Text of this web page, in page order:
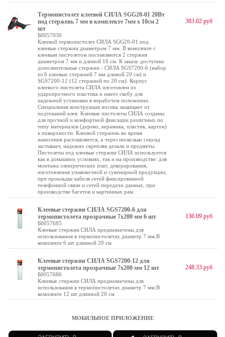
Термопистолет клеевой СИЛА SGG20-01 20Вт
под стержень 7 мм в комплекте 7мм х 10cм 2
шт
Б0057030
Клеевой термопистолет СИЛА SGG20-01 под
клеевые стержни диаметром 7 мм. В комплекте с
клеевым пистолетом поставляются 2 стержня
диаметром 7 мм и длиной 10 см. К заказу доступны
дополнительные стержни - СИЛА SGS7200-6 (набор
из 6 клеевых стержней 7 мм длиной 20 см) и
SGS7200-12 (12 стержней по 20 см). Корпус
клеевого пистолета СИЛА изготовлен из
ударопрочного пластика и имеет скобу для
надежной установки в нерабочем положении.
Специальная конструкция носика защищает от
подтеканий клея. Клеевые пистолеты СИЛА созданы
для прочной и комфортной фиксации различных по
типу материалов (дерево, керамика, пластик, картон)
к поверхности. Клеевой стержень во время
нанесения расплавляется, а через несколько секунд
застывает, надежно скрепляя делали и предметы.
Пистолеты под клеевые стержни СИЛА используется
как в домашних условиях, так и на производстве: для
монтажа электрических плат, декорирования,
изготовления упаковочной и сувенирной продукции,
при прокладке кабеля сетей фиксированной
телефонной связи и сетей передачи данных, при
производстве багетов и картинных рам.
383.02 руб
Клеевые стержни СИЛА SGS7200-6 для
термопистолета прозрачные 7х200 мм 6 шт
Б0057685
Клеевые стержни СИЛА предназначены для
использования в термопистолетах диаметр 7 мм.В
комплекте 6 шт длинной 20 см
136.09 руб
Клеевые стержни СИЛА SGS7200-12 для
термопистолета прозрачные 7х200 мм 12 шт
Б0057686
Клеевые стержни СИЛА предназначены для
использования в термопистолетах диаметр 7 мм.В
комплекте 12 шт длинной 20 см
248.33 руб
МОБИЛЬНОЕ ПРИЛОЖЕНИЕ